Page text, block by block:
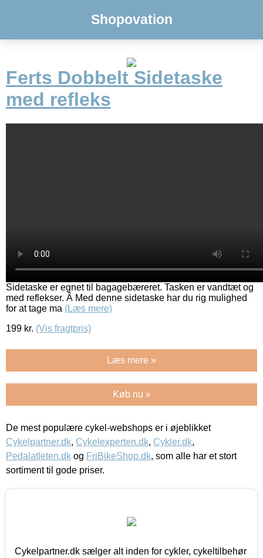
Shopovation
Ferts Dobbelt Sidetaske
med refleks
Sidetaske er egnet til bagagebæreret. Tasken er vandtæt og
med reflekser. Â Med denne sidetaske har du rig mulighed
for at tage ma (Læs mere)
199 kr. (Vis fragtpris)
Læs mere »
Køb nu »
De mest populære cykel-webshops er i øjeblikket
Cykelpartner.dk, Cykelexperten.dk, Cykler.dk,
Pedalatleten.dk og FriBikeShop.dk, som alle har et stort
sortiment til gode priser.
Cykelpartner.dk sælger alt inden for cykler, cykeltilbehør